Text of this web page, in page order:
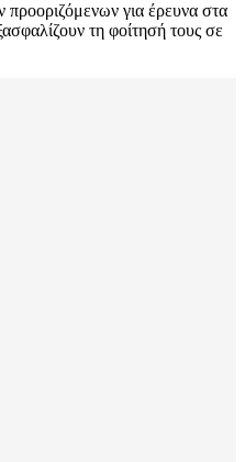
για έρευνα στα
τη φοίτησή τους σε